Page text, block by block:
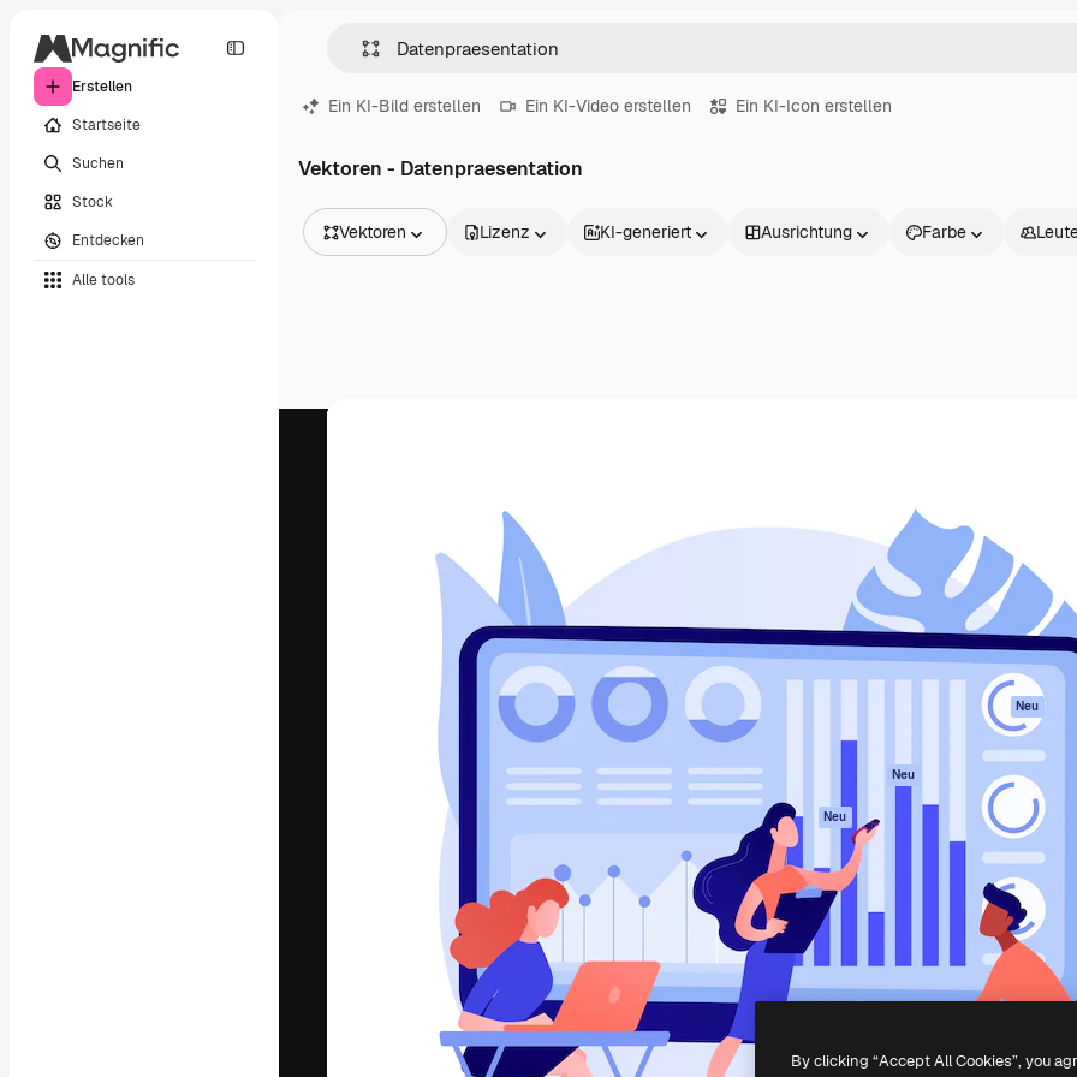
Erstellen
Startseite
Suchen
Stock
Entdecken
Alle tools
Ein KI-Bild erstellen Ein KI-Video erstellen Ein KI-Icon erstellen
Vektoren - Datenpraesentation
Vektoren
Videos
Lizenz KI-generiert Ausrichtung Farbe
Die kreative Plattform, um deine beste
Arbeit zu verwirklichen. Mehr als 1 Million
Abonnenten unter Kreativen, Unternehmen,
Agenturen und Studios.
Deutsch
KI-Bildgenerator
KI-Videogenerator
KI-
Claude/ChatGPT
Neu
Agenten Neu
API
Mobile App
Alle Magnific-Tools
Loslegen
Academy
Dokumentation
Support
AGB
Originale
Neu
Cookie-Richtlinie
Vertrauenszentrum
Partner
Unternehmen
Copyright © 2010- 2026Freepik Company S.L.U. Alle Rechte vorbehalten
By clicking “Accept All Cookies”, you